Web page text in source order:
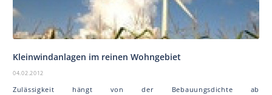
Kleinwindanlagen im reinen Wohngebiet
04.02.2012
Zulässigkeit hängt von der Bebauungsdichte ab